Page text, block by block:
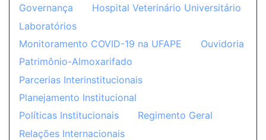
Governança
Hospital Veterinário Universitário
Laboratórios
Monitoramento COVID-19 na UFAPE
Ouvidoria
Patrimônio-Almoxarifado
Parcerias Interinstitucionais
Planejamento Institucional
Políticas Institucionais
Regimento Geral
Relações Internacionais